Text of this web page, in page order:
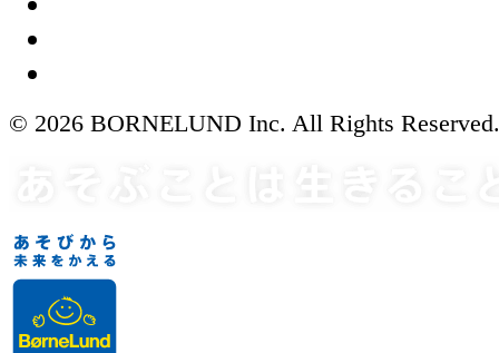
© 2026 BORNELUND Inc. All Rights Reserved.